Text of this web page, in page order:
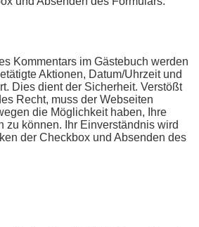
Kommentars im Gästebuch werden
Aktionen, Datum/Uhrzeit und
Dies dient der Sicherheit. Verstößt
Recht, muss der Webseiten
die Möglichkeit haben, Ihre
zu können. Ihr Einverständnis wird
der Checkbox und Absenden des